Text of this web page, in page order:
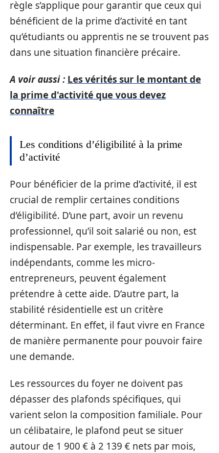
règle s’applique pour garantir que ceux qui
bénéficient de la prime d’activité en tant
qu’étudiants ou apprentis ne se trouvent pas
dans une situation financière précaire.
A voir aussi : Les vérités sur le montant de
la prime d'activité que vous devez
connaître
Les conditions d’éligibilité à la prime
d’activité
Pour bénéficier de la prime d’activité, il est
crucial de remplir certaines conditions
d’éligibilité. D’une part, avoir un revenu
professionnel, qu’il soit salarié ou non, est
indispensable. Par exemple, les travailleurs
indépendants, comme les micro-
entrepreneurs, peuvent également
prétendre à cette aide. D’autre part, la
stabilité résidentielle est un critère
déterminant. En effet, il faut vivre en France
de manière permanente pour pouvoir faire
une demande.
Les ressources du foyer ne doivent pas
dépasser des plafonds spécifiques, qui
varient selon la composition familiale. Pour
un célibataire, le plafond peut se situer
autour de 1 900 € à 2 139 € nets par mois,